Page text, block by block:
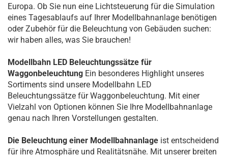
Europa. Ob Sie nun eine Lichtsteuerung für die Simulation
eines Tagesablaufs auf Ihrer Modellbahnanlage benötigen
oder Zubehör für die Beleuchtung von Gebäuden suchen:
wir haben alles, was Sie brauchen!
Modellbahn LED Beleuchtungssätze für
Waggonbeleuchtung Ein besonderes Highlight unseres
Sortiments sind unsere Modellbahn LED
Beleuchtungssätze für Waggonbeleuchtung. Mit einer
Vielzahl von Optionen können Sie Ihre Modellbahnanlage
genau nach Ihren Vorstellungen gestalten.
Die Beleuchtung einer Modellbahnanlage ist entscheidend
für ihre Atmosphäre und Realitätsnähe. Mit unserer breiten